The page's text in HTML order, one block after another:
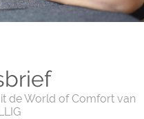
de World of Comfort van